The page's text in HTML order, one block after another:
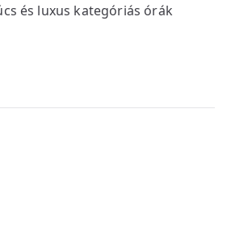
és luxus kategóriás órák